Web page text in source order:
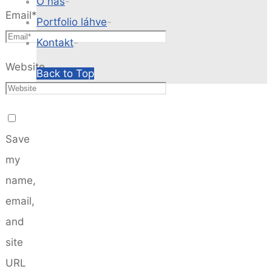
Email*
Website
Save
my
name,
email,
and
site
URL
Portfolio láhve-
Kontakt-
Back to Top